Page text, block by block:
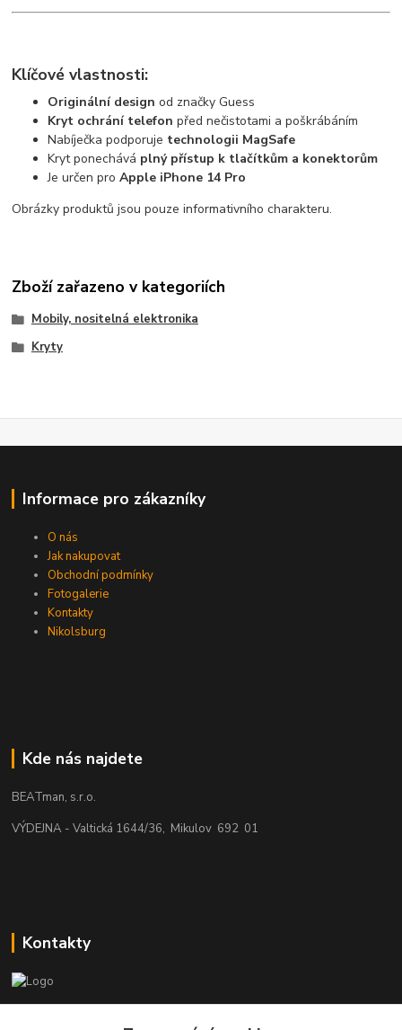
Klíčové vlastnosti:
Originální design od značky Guess
Kryt ochrání telefon před nečistotami a poškrábáním
Nabíječka podporuje technologii MagSafe
Kryt ponechává plný přístup k tlačítkům a konektorům
Je určen proApple iPhone 14 Pro
Obrázky produktů jsou pouze informativního charakteru.
Zboží zařazeno v kategoriích
Mobily, nositelná elektronika
Kryty
Informace pro zákazníky
O nás
Jak nakupovat
Obchodní podmínky
Fotogalerie
Kontakty
Nikolsburg
Kde nás najdete
BEATman, s.r.o.
VÝDEJNA - Valtická 1644/36, Mikulov 692 01
Kontakty